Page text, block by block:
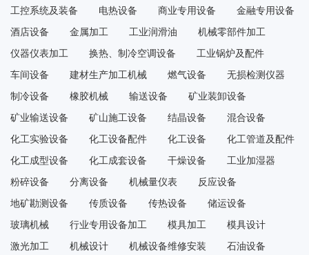
工控系统及装备
电热设备 商业专用设备
金融专用设备
酒店设备
金属加工 工业润滑油
机械零部件加工
仪器仪表加工
换热、制冷空调设备
工业锅炉及配件
车间设备
建材生产加工机械 燃气设备
无损检测仪器
制冷设备
橡胶机械 输送设备
矿业装卸设备
矿业输送设备
矿山施工设备 结晶设备
混合设备
化工实验设备
化工设备配件 化工设备
化工管道及配件
化工成型设备
化工成套设备 干燥设备
工业加湿器
粉碎设备
分离设备 机械量仪表
反应设备
地矿勘测设备
传质设备 传热设备
储运设备
玻璃机械
行业专用设备加工 模具加工
模具设计
激光加工
机械设计 机械设备维修安装
石油设备